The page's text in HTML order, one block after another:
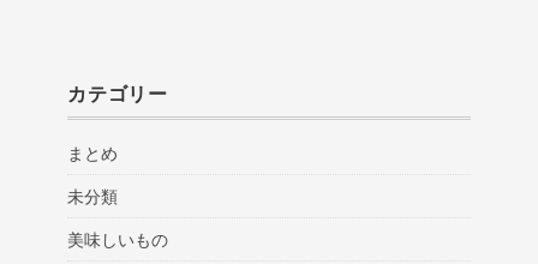
カテゴリー
まとめ
未分類
美味しいもの